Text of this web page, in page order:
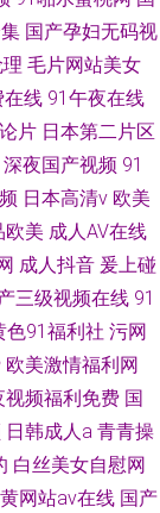
国产孕妇无码视
毛片网站美女
在线 91午夜在线
片 日本第二片区
深夜国产视频 91
日本高清v 欧美
欧美 成人AV在线
成人抖音 爰上碰
三级视频在线 91
色91福利社 污网
欧美激情福利网
视频福利免费 国
日韩成人a 青青操
白丝美女自慰网
黄网站av在线 国产